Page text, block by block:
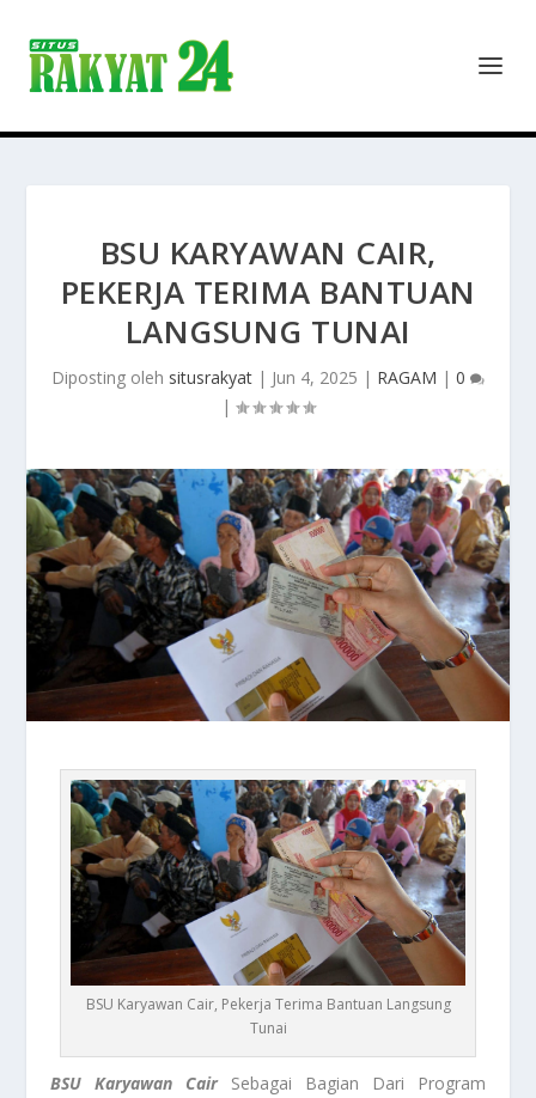
BSU KARYAWAN CAIR,
PEKERJA TERIMA BANTUAN
LANGSUNG TUNAI
Diposting oleh situsrakyat | Jun 4, 2025 | RAGAM | 0
|
BSU Karyawan Cair, Pekerja Terima Bantuan Langsung
Tunai
BSU Karyawan CairSebagai Bagian Dari Program